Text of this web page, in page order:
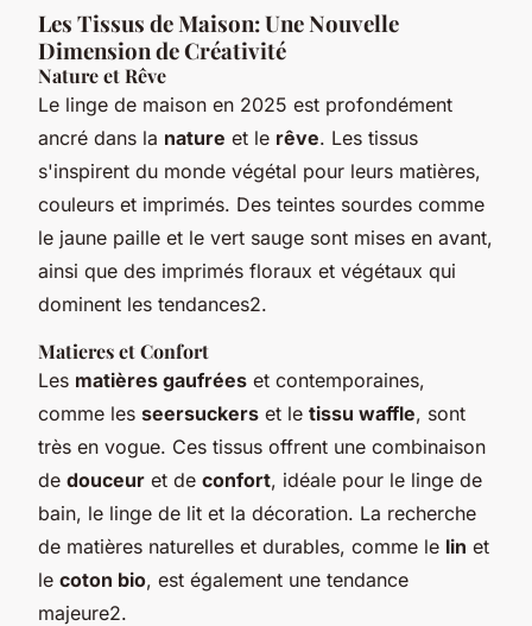
Les Tissus de Maison: Une Nouvelle
Dimension de Créativité
Nature et Rêve
Le linge de maison en 2025 est profondément
ancré dans la nature et le rêve. Les tissus
s'inspirent du monde végétal pour leurs matières,
couleurs et imprimés. Des teintes sourdes comme
le jaune paille et le vert sauge sont mises en avant,
ainsi que des imprimés floraux et végétaux qui
dominent les tendances2.
Matieres et Confort
Les matières gaufrées et contemporaines,
comme les seersuckers et le tissu waffle, sont
très en vogue. Ces tissus offrent une combinaison
de douceur et de confort, idéale pour le linge de
bain, le linge de lit et la décoration. La recherche
de matières naturelles et durables, comme le lin et
le coton bio, est également une tendance
majeure2.